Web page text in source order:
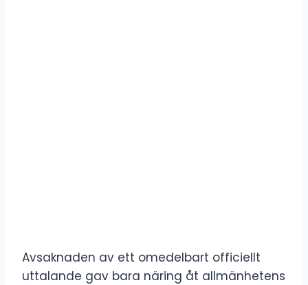
Avsaknaden av ett omedelbart officiellt
uttalande gav bara näring åt allmänhetens